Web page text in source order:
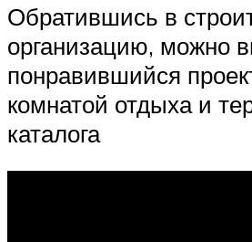
Обратившись в
организацию, можно
понравившийся
комнатой отдыха и
каталога